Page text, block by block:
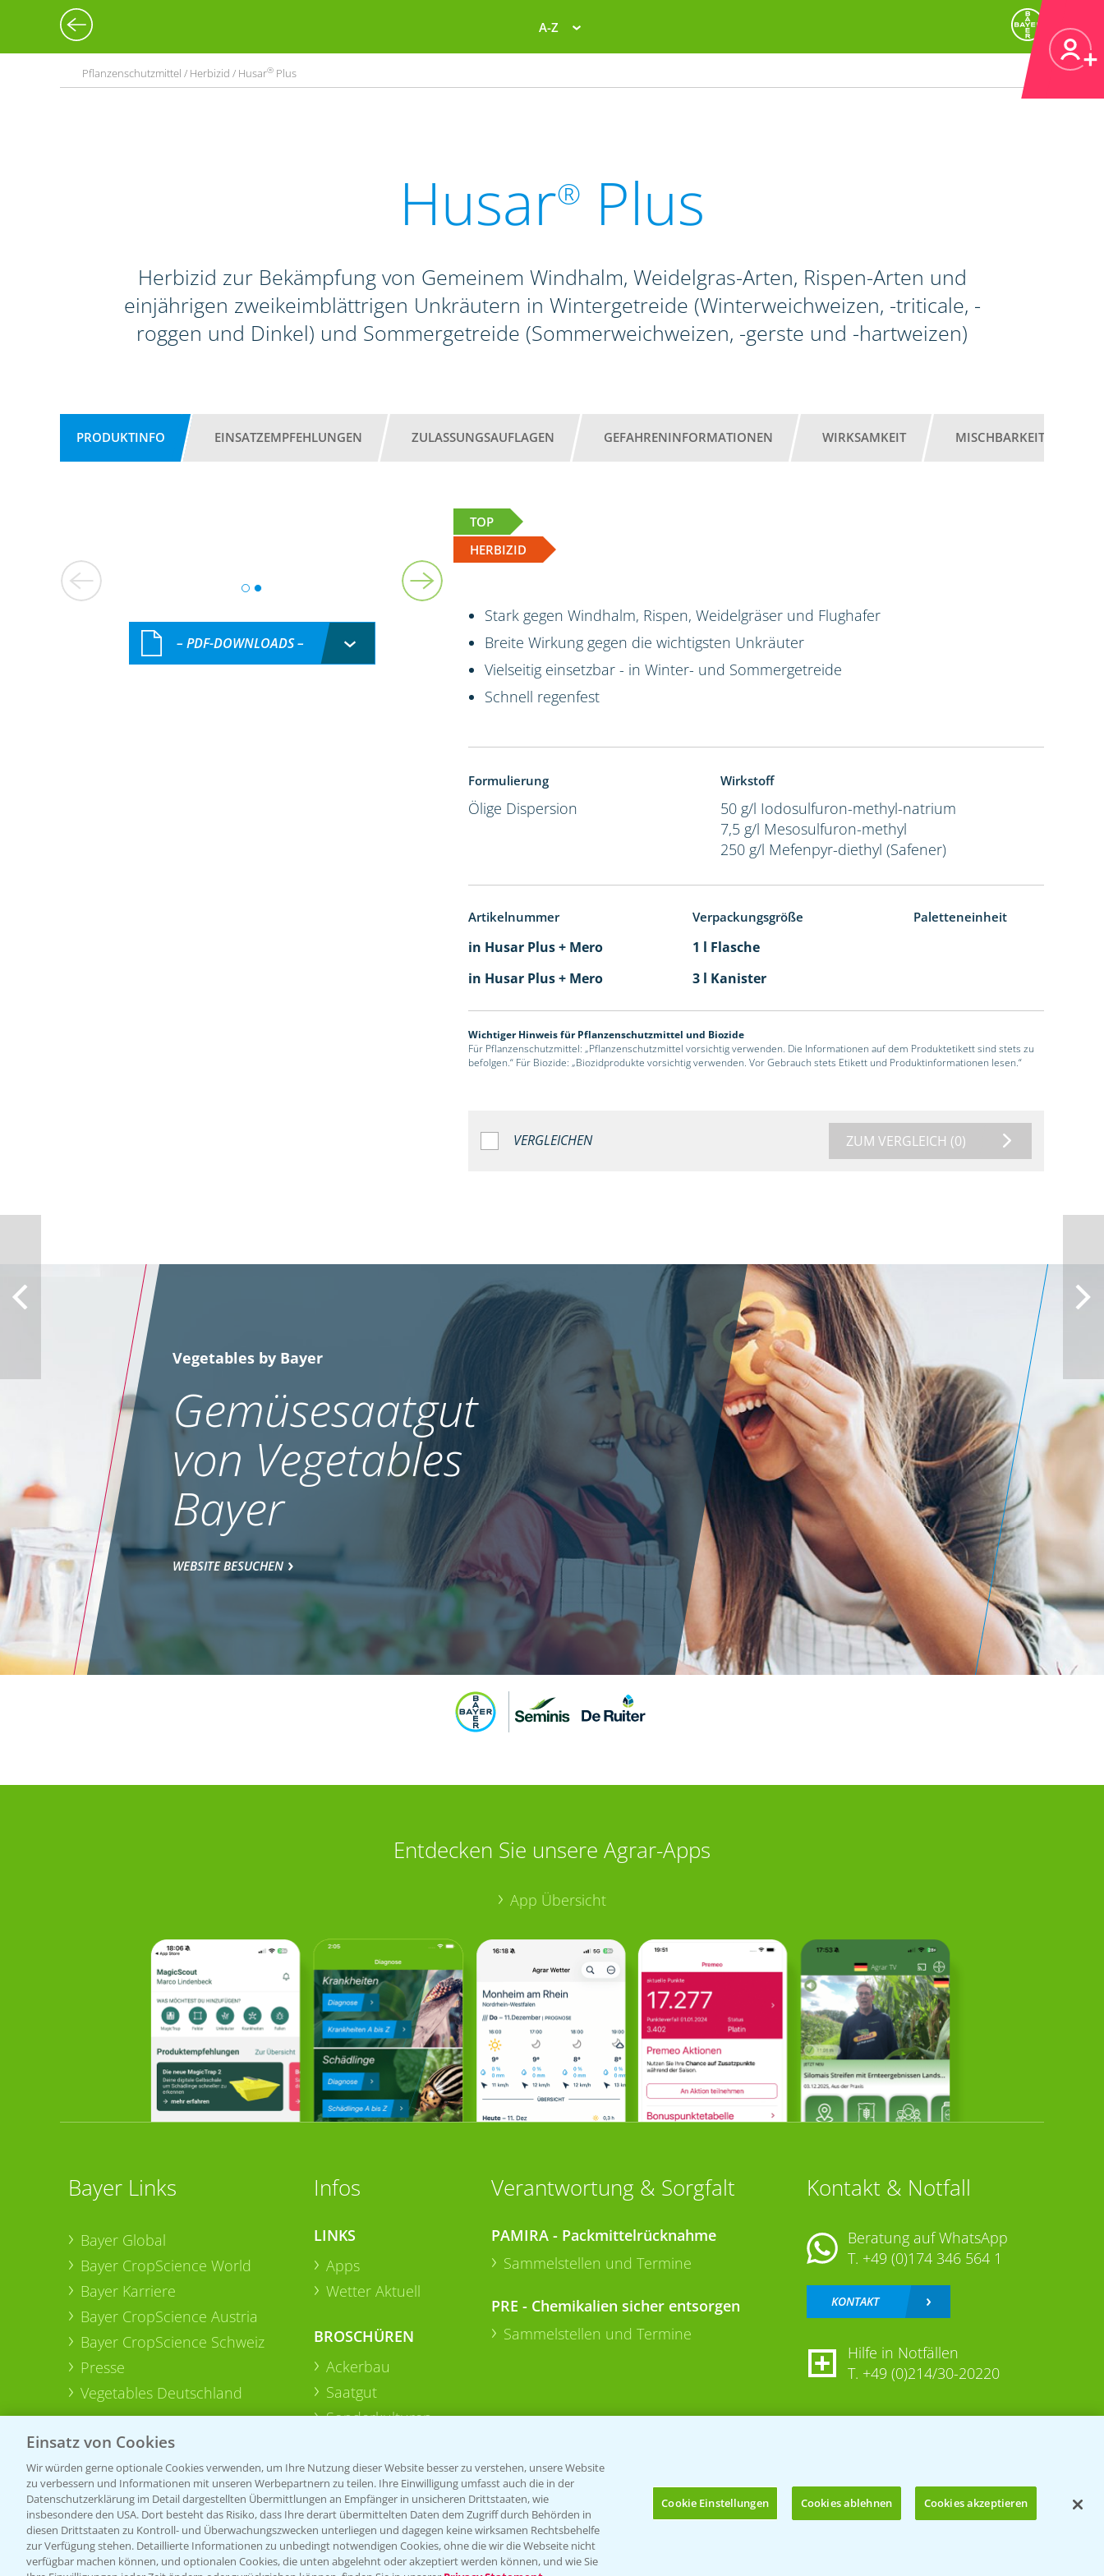
A-Z
Pflanzenschutzmittel / Herbizid / Husar® Plus
Husar® Plus
Herbizid zur Bekämpfung von Gemeinem Windhalm, Weidelgras-Arten, Rispen-Arten und
einjährigen zweikeimblättrigen Unkräutern in Wintergetreide (Winterweichweizen, -triticale, -
roggen und Dinkel) und Sommergetreide (Sommerweichweizen, -gerste und -hartweizen)
PRODUKTINFO EINSATZEMPFEHLUNGEN ZULASSUNGSAUFLAGEN GEFAHRENINFORMATIONEN WIRKSAMKEIT MISCHBARKEIT
TOP
HERBIZID
– PDF-DOWNLOADS –
Stark gegen Windhalm, Rispen, Weidelgräser und Flughafer
Breite Wirkung gegen die wichtigsten Unkräuter
Vielseitig einsetzbar - in Winter- und Sommergetreide
Schnell regenfest
Formulierung
Ölige Dispersion
Wirkstoff
50 g/l Iodosulfuron-methyl-natrium
7,5 g/l Mesosulfuron-methyl
250 g/l Mefenpyr-diethyl (Safener)
Artikelnummer Verpackungsgröße Paletteneinheit
in Husar Plus + Mero
1 l Flasche
in Husar Plus + Mero
3 l Kanister
Wichtiger Hinweis für Pflanzenschutzmittel und Biozide
Für Pflanzenschutzmittel: „Pflanzenschutzmittel vorsichtig verwenden. Die Informationen auf dem Produktetikett sind stets zu
befolgen.“ Für Biozide: „Biozidprodukte vorsichtig verwenden. Vor Gebrauch stets Etikett und Produktinformationen lesen.“
VERGLEICHEN ZUM VERGLEICH (0)
Vegetables by Bayer
Gemüsesaatgut
von Vegetables
Bayer
WEBSITE BESUCHEN
Entdecken Sie unsere Agrar-Apps
App Übersicht
Bayer Links
Bayer Global
Bayer CropScience World
Bayer Karriere
Bayer CropScience Austria
Bayer CropScience Schweiz
Presse
Vegetables Deutschland
Infos
LINKS
Apps
Wetter Aktuell
BROSCHÜREN
Ackerbau
Saatgut
Sonderkulturen
Verantwortung & Sorgfalt
PAMIRA - Packmittelrücknahme
Sammelstellen und Termine
PRE - Chemikalien sicher entsorgen
Sammelstellen und Termine
Kontakt & Notfall
Beratung auf WhatsApp
T. +49 (0)174 346 564 1
KONTAKT
Hilfe in Notfällen
T. +49 (0)214/30-20220
Folgen Sie uns
Einsatz von Cookies
Wir würden gerne optionale Cookies verwenden, um Ihre Nutzung dieser Website besser zu verstehen, unsere Website
zu verbessern und Informationen mit unseren Werbepartnern zu teilen. Ihre Einwilligung umfasst auch die in der
Datenschutzerklärung im Detail dargestellten Übermittlungen an Empfänger in unsicheren Drittstaaten, wie
insbesondere den USA. Dort besteht das Risiko, dass Ihre derart übermittelten Daten dem Zugriff durch Behörden in
diesen Drittstaaten zu Kontroll- und Überwachungszwecken unterliegen und dagegen keine wirksamen Rechtsbehelfe
zur Verfügung stehen. Detaillierte Informationen zu unbedingt notwendigen Cookies, ohne die wir die Webseite nicht
verfügbar machen können, und optionalen Cookies, die unten abgelehnt oder akzeptiert werden können, und wie Sie
Cookie Einstellungen Cookies ablehnen Cookies akzeptieren